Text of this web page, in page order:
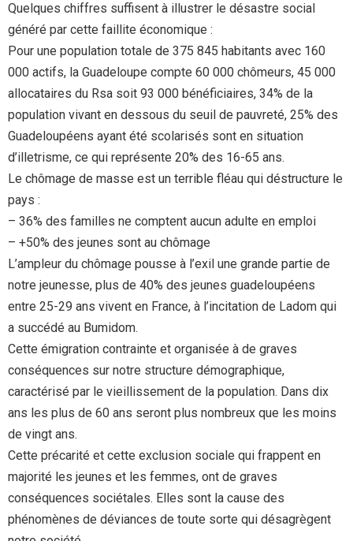
Quelques chiffres suffisent à illustrer le désastre social
généré par cette faillite économique :
Pour une population totale de 375 845 habitants avec 160
000 actifs, la Guadeloupe compte 60 000 chômeurs, 45 000
allocataires du Rsa soit 93 000 bénéficiaires, 34% de la
population vivant en dessous du seuil de pauvreté, 25% des
Guadeloupéens ayant été scolarisés sont en situation
d’illetrisme, ce qui représente 20% des 16-65 ans.
Le chômage de masse est un terrible fléau qui déstructure le
pays :
– 36% des familles ne comptent aucun adulte en emploi
– +50% des jeunes sont au chômage
L’ampleur du chômage pousse à l’exil une grande partie de
notre jeunesse, plus de 40% des jeunes guadeloupéens
entre 25-29 ans vivent en France, à l’incitation de Ladom qui
a succédé au Bumidom.
Cette émigration contrainte et organisée à de graves
conséquences sur notre structure démographique,
caractérisé par le vieillissement de la population. Dans dix
ans les plus de 60 ans seront plus nombreux que les moins
de vingt ans.
Cette précarité et cette exclusion sociale qui frappent en
majorité les jeunes et les femmes, ont de graves
conséquences sociétales. Elles sont la cause des
phénomènes de déviances de toute sorte qui désagrègent